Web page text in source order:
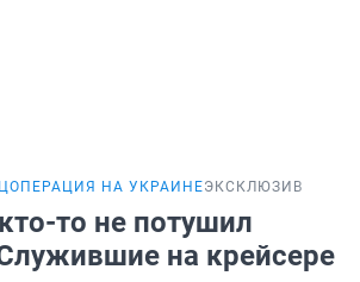
НА УКРАИНЕЭКСКЛЮЗИВ
то не потушил
на крейсере